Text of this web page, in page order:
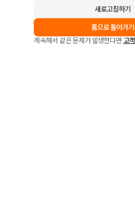
새로고침하기
홈으로 돌아가기
계속해서 같은 문제가 발생한다면 고